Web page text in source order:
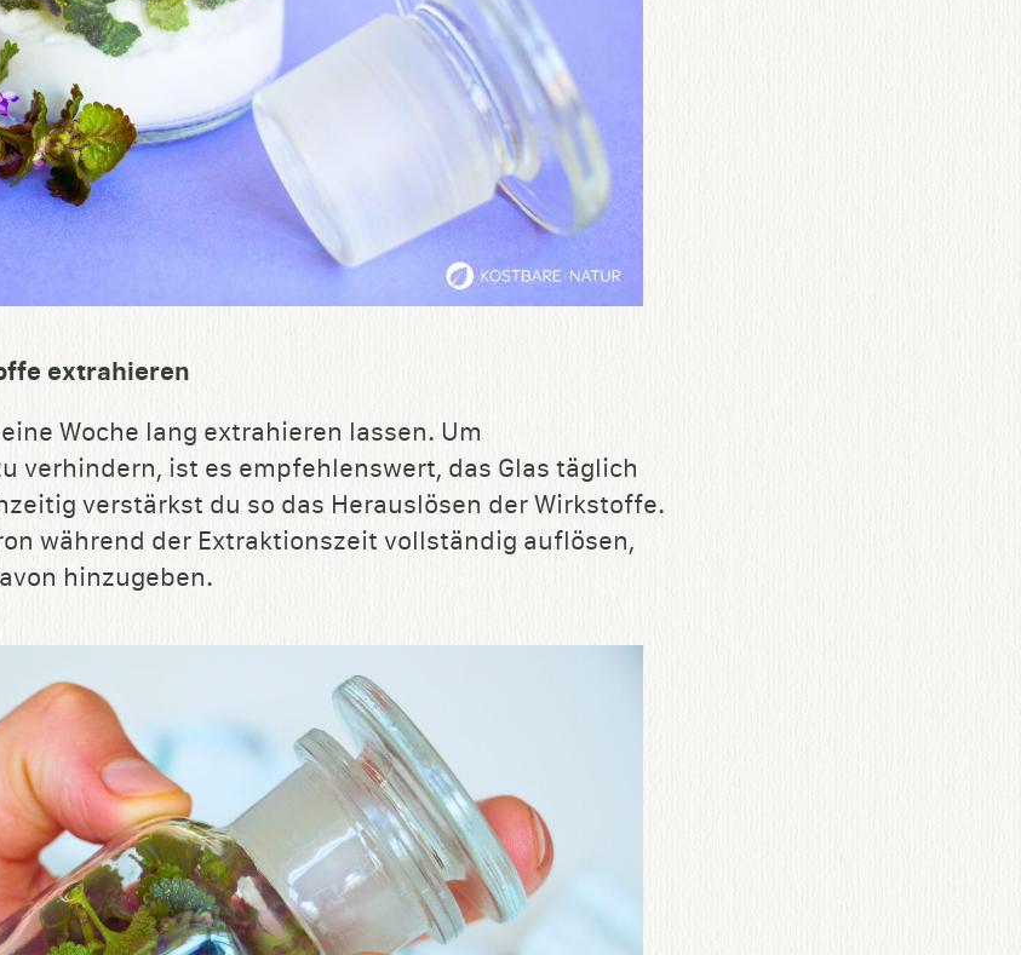
extrahieren
Woche lang extrahieren lassen. Um
verhindern, ist es empfehlenswert, das Glas täglich
verstärkst du so das Herauslösen der Wirkstoffe.
während der Extraktionszeit vollständig auflösen,
hinzugeben.